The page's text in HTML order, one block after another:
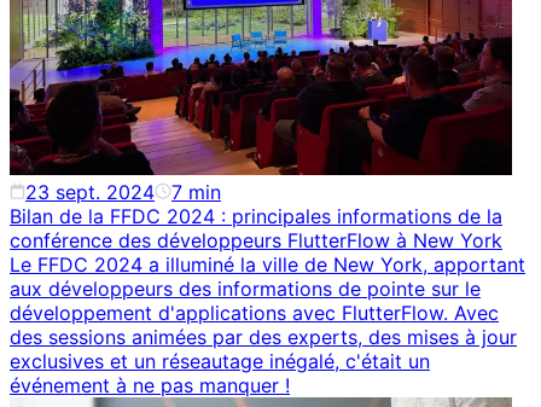
23 sept. 2024 7 min
Bilan de la FFDC 2024 : principales informations de la
conférence des développeurs FlutterFlow à New York
Le FFDC 2024 a illuminé la ville de New York, apportant
aux développeurs des informations de pointe sur le
développement d'applications avec FlutterFlow. Avec
des sessions animées par des experts, des mises à jour
exclusives et un réseautage inégalé, c'était un
événement à ne pas manquer !